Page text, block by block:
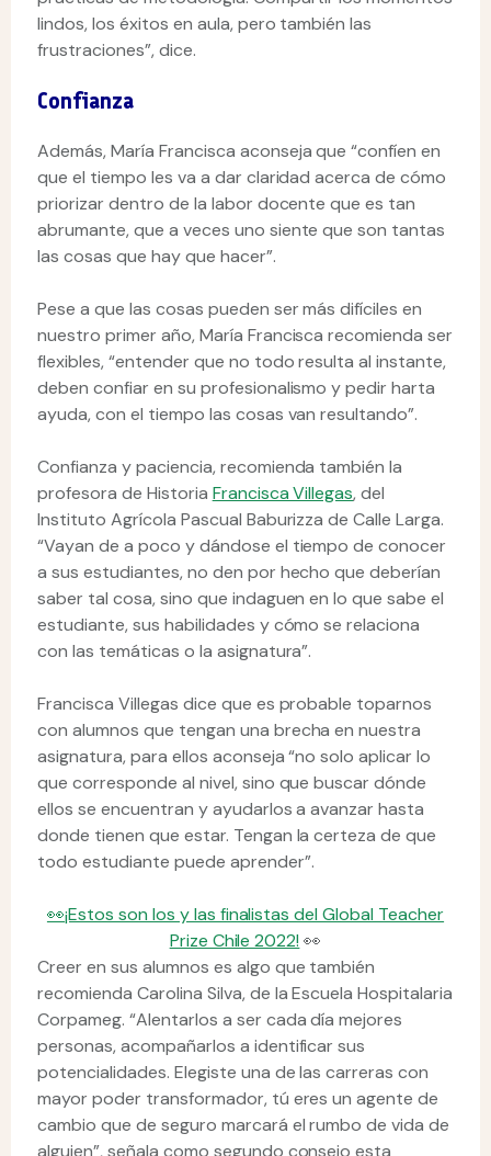
lindos, los éxitos en aula, pero también las
frustraciones”, dice.
Confianza
Además, María Francisca aconseja que “confíen en
que el tiempo les va a dar claridad acerca de cómo
priorizar dentro de la labor docente que es tan
abrumante, que a veces uno siente que son tantas
las cosas que hay que hacer”.
Pese a que las cosas pueden ser más difíciles en
nuestro primer año, María Francisca recomienda ser
flexibles, “entender que no todo resulta al instante,
deben confiar en su profesionalismo y pedir harta
ayuda, con el tiempo las cosas van resultando”.
Confianza y paciencia, recomienda también la
profesora de Historia Francisca Villegas, del
Instituto Agrícola Pascual Baburizza de Calle Larga.
“Vayan de a poco y dándose el tiempo de conocer
a sus estudiantes, no den por hecho que deberían
saber tal cosa, sino que indaguen en lo que sabe el
estudiante, sus habilidades y cómo se relaciona
con las temáticas o la asignatura”.
Francisca Villegas dice que es probable toparnos
con alumnos que tengan una brecha en nuestra
asignatura, para ellos aconseja “no solo aplicar lo
que corresponde al nivel, sino que buscar dónde
ellos se encuentran y ayudarlos a avanzar hasta
donde tienen que estar. Tengan la certeza de que
todo estudiante puede aprender”.
👀¡Estos son los y las finalistas del Global Teacher
Prize Chile 2022! 👀
Creer en sus alumnos es algo que también
recomienda Carolina Silva, de la Escuela Hospitalaria
Corpameg. “Alentarlos a ser cada día mejores
personas, acompañarlos a identificar sus
potencialidades. Elegiste una de las carreras con
mayor poder transformador, tú eres un agente de
cambio que de seguro marcará el rumbo de vida de
alguien”, señala como segundo consejo esta